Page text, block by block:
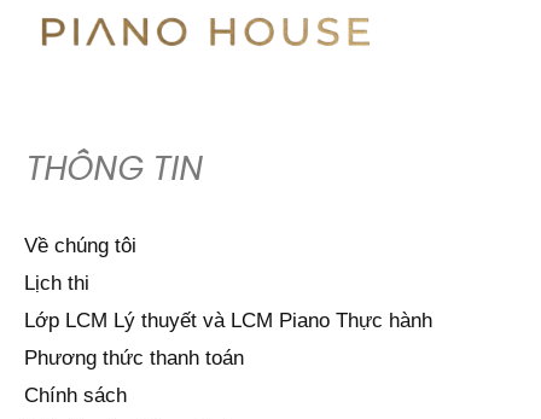
THÔNG TIN
Về chúng tôi
Lịch thi
Lớp LCM Lý thuyết và LCM Piano Thực hành
Phương thức thanh toán
Chính sách